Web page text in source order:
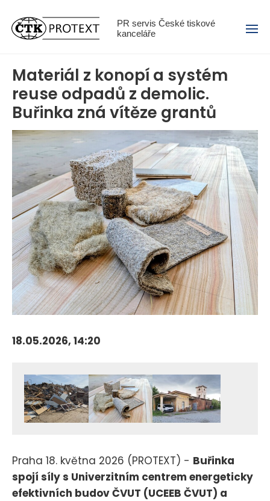
PR servis České tiskové
kanceláře
Menu
Materiál z konopí a systém
reuse odpadů z demolic.
Buřinka zná vítěze grantů
18.05.2026, 14:20
Praha 18. května 2026 (PROTEXT) - Buřinka
spojí síly s Univerzitním centrem energeticky
efektivních budov ČVUT (UCEEB ČVUT) a